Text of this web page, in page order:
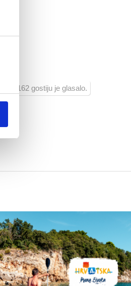
162 gostiju je glasalo.